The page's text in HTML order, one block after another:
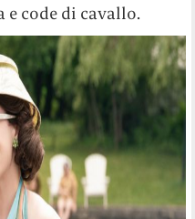
e code di cavallo.